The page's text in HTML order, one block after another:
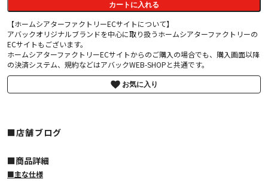
カートに入れる
【ホームシアターファクトリーECサイトについて】
アバックオリジナルブランドを中心に取り扱うホームシアターファクトリーの
ECサイトもございます。
ホームシアターファクトリーECサイトからのご購入の場合でも、購入画面以降
の決済システム、規約などはアバックWEB-SHOPと共通です。
お気に入り
■店舗ブログ
■︎商品詳細
■主な仕様